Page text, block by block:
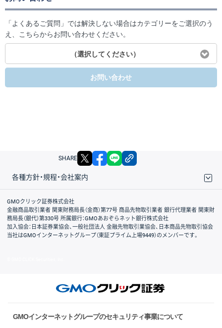
「よくあるご質問」では解決しない場合はカテゴリーをご選択のう
え、こちらからお問い合わせください。
（選択してください）
お問い合わせ
SHARE X facebook
各種方針・規程・会社案内
取引規程・約款
サイトマップ
その他のご案内
個人情報保護方針
最良執行方針
サイトのご利用について
ディスクレイマー
信託保全
リスク説明
会社案内
GMOクリック証券株式会社
金融商品取引業者 関東財務局長（金商）第77号 商品先物取引業者 銀行代理業者 関東財
務局長（銀代）第330号 所属銀行：GMOあおぞらネット銀行株式会社
加入協会：日本証券業協会、一般社団法人 金融先物取引業協会、日本商品先物取引協会
当社はGMOインターネットグループ（東証プライム上場9449）のメンバーです。
GMOインターネットグループのセキュリティ事業について